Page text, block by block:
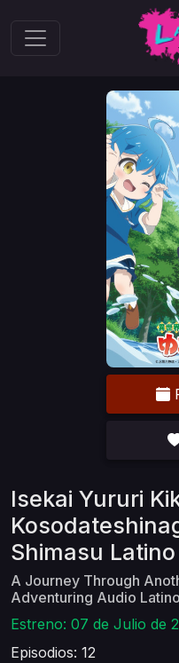
Isekai Yururi
Shimasu Latino
A Journey Through
Adventuring Audio Latino
Estreno: 07 de Julio de
Episodios: 12